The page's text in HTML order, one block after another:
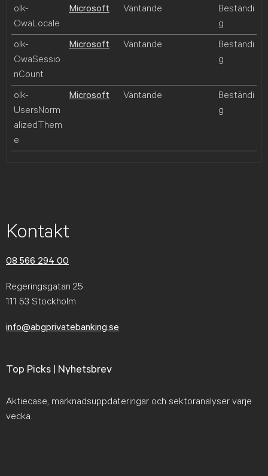
olk-
OwaLocale
Microsoft Väntande
Beständi
g
olk-
OwaSessio
nCount
Microsoft Väntande
Beständi
g
olk-
UsersNorm
alizedThem
e
Microsoft Väntande
Beständi
g
Kontakt
08 566 294 00
Regeringsgatan 25
111 53 Stockholm
info@abgprivatebanking.se
Top Picks | Nyhetsbrev
Aktiecase, marknadsuppdateringar och sektoranalyser varje
vecka.